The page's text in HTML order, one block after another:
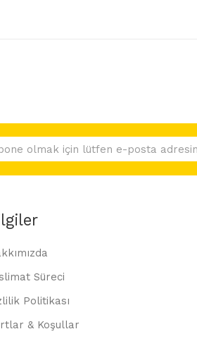
Süreci
Politikası
& Koşullar